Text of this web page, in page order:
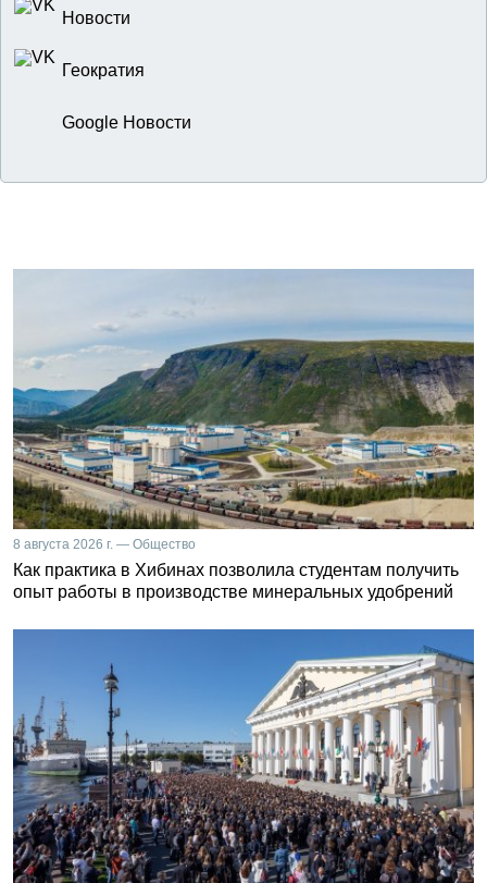
Новости
Геократия
Google Новости
8 августа 2026 г. — Общество
Как практика в Хибинах позволила студентам получить
опыт работы в производстве минеральных удобрений